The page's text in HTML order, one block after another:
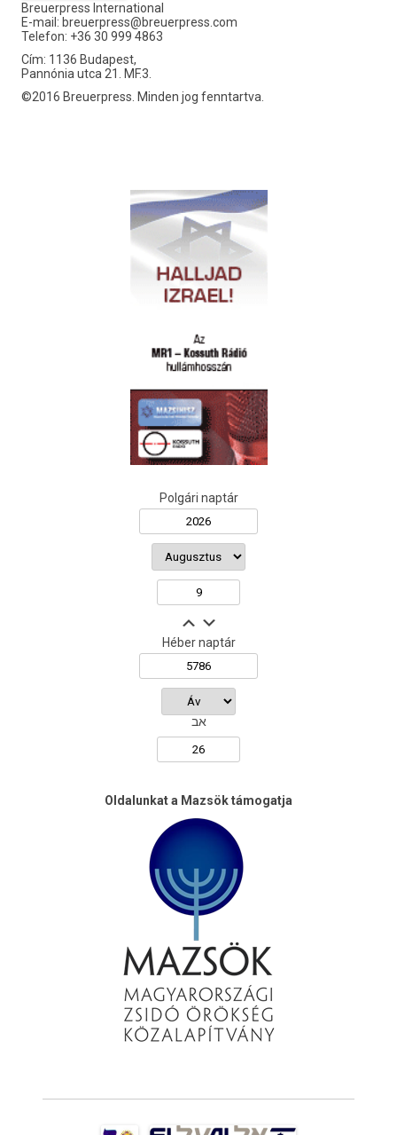
Breuerpress International
E-mail: breuerpress@breuerpress.com
Telefon: +36 30 999 4863
Cím: 1136 Budapest,
Pannónia utca 21. MF.3.
©2016 Breuerpress. Minden jog fenntartva.
Polgári naptár
Héber naptár
אב
Oldalunkat a Mazsök támogatja